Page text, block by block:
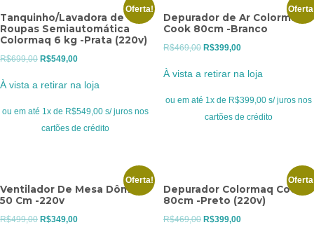
Oferta!
Tanquinho/Lavadora de
Roupas Semiautomática
Colormaq 6 kg -Prata (220v)
R$699,00 O
era:
R$699,00.
R$549,00O
atual
é:
R$549,00.
À vista a retirar na loja
ou em até 1x de R$549,00 s/ juros nos
cartões de crédito
Depurador de Ar Colormaq
Cook 80cm -Branco
R$469,00 O
era:
R$469,00.
R$399,00O
atual
é:
R$399,00.
À vista a retirar na loja
ou em até 1x de R$399,00 s/ juros nos
cartões de crédito
Oferta!
Ventilador De Mesa Dômina
50 Cm -220v
R$499,00 OR$349,00O
Depurador Colormaq Cook
80cm -Preto (220v)
R$469,00 OR$399,00O